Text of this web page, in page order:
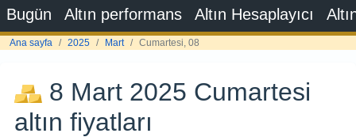
Bugün Altın performans Altın Hesaplayıcı
Ana sayfa 2025 Mart Cumartesi, 08
8 Mart 2025 Cumartesi
altın fiyatları